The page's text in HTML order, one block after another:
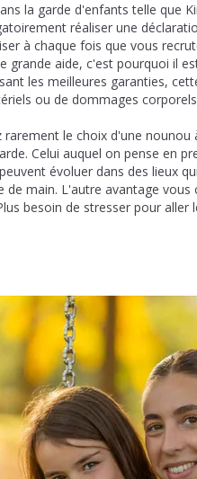
la garde d'enfants telle que
réaliser une
à chaque fois que vous
grande aide, c'est pourquoi il
les meilleures garanties,
ou de dommages
le choix d'une nounou
Celui auquel on pense en
évoluer dans des lieux
main. L'autre avantage vous
besoin de stresser pour aller